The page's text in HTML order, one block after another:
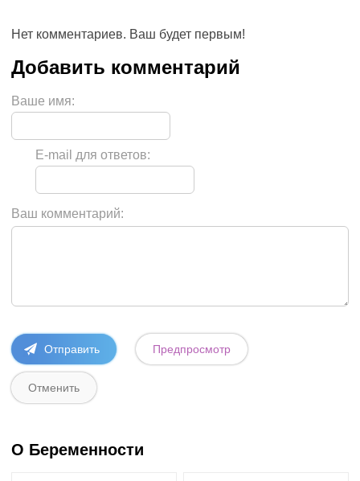
Нет комментариев. Ваш будет первым!
Ваше имя:
E-mail для ответов:
Ваш комментарий:
О Беременности